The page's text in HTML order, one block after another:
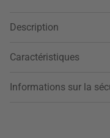
Description
Caractéristiques
Informations sur la